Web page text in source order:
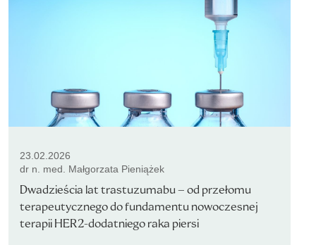
23.02.2026
dr n. med. Małgorzata Pieniążek
Dwadzieścia lat trastuzumabu – od przełomu
terapeutycznego do fundamentu nowoczesnej
terapii HER2-dodatniego raka piersi